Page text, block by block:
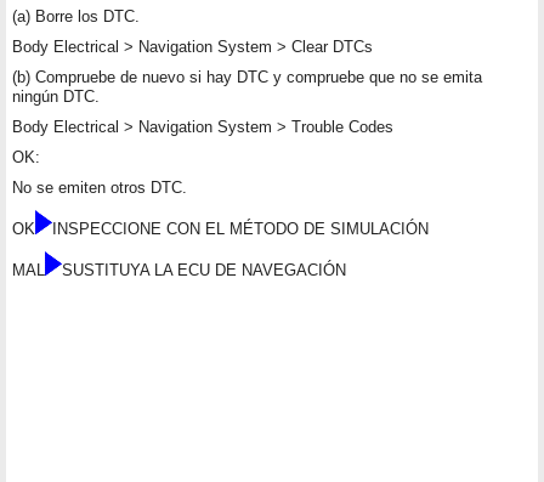
(a) Borre los DTC.
Body Electrical > Navigation System > Clear DTCs
(b) Compruebe de nuevo si hay DTC y compruebe que no se emita
ningún DTC.
Body Electrical > Navigation System > Trouble Codes
OK:
No se emiten otros DTC.
OK INSPECCIONE CON EL MÉTODO DE SIMULACIÓN
MAL SUSTITUYA LA ECU DE NAVEGACIÓN